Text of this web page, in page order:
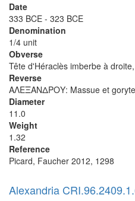
Date
333 BCE - 323 BCE
Denomination
1/4 unit
Obverse
Tête d'Héraclès imberbe à
Reverse
ΑΛΕΞΑΝΔΡΟΥ: Massue et
Diameter
11.0
Weight
1.32
Reference
Picard, Faucher 2012, 1298
Alexandria